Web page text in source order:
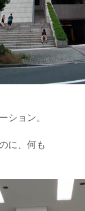
ション。
に、何も